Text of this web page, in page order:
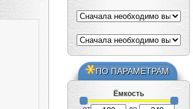
ПО ПАРАМЕТРАМ
Ёмкость